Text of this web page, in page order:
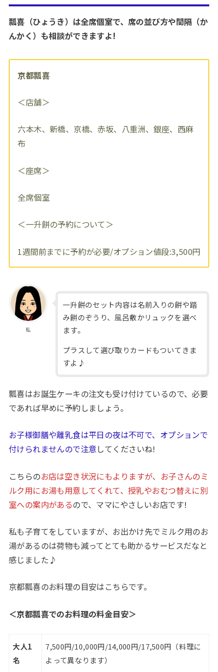
瓢喜（ひょうき）は全席個室で、席の並び方や間隔（か
んかく）も相談ができますよ!
京都瓢喜
＜店舗＞
六本木、新橋、京橋、赤坂、八重洲、銀座、西麻
布
＜座席＞
全席個室
＜一升餅の予約について＞
1週間前までに予約が必要/オプション値段:3,500円
私
一升餅のセット内容は名前入りの餅や踏
み餅のぞうり、風呂敷かリュックを選べ
ます。
プラスして選び取りカードもついてきま
すよ♪
瓢喜はお誕生ケーキの注文も受け付けているので、必要
であれば早めに予約しましょう。
お子様御膳や離乳食は平日の夜は不可で、オプションで
付けられませんので注意してくださいね!
こちらのお店は空き状況にもよりますが、お子さんのミ
ルク用にお湯も用意してくれて、授乳やおむつ替えに別
室への案内があるので、ママにやさしいお店です!
私も子育てをしていますが、お出かけ先でミルク用のお
湯があるのは荷物も減ってとても助かるサービスだなと
感じました♪
京都瓢喜のお料理の目安はこちらです。
＜京都瓢喜でのお料理の料金目安＞
大人1
名
7,500円/10,000円/14,000円/17,500円（料理に
よって異なります）